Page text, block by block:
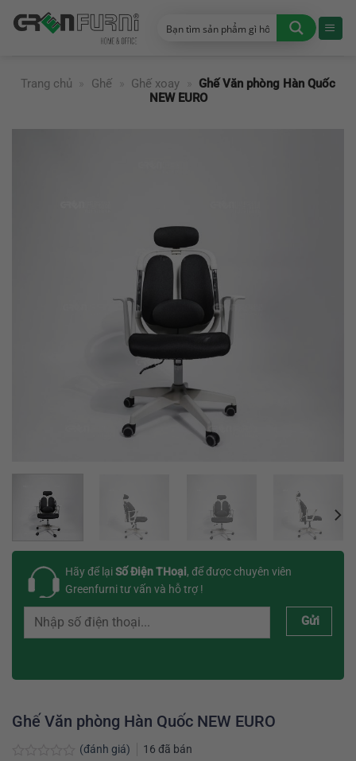
đến
Trang chủ
» Ghế » Ghế xoay » Ghế Văn phòng Hàn Quốc
NEW EURO
Hãy để lạiSố Điện THoại, để được chuyên viên
Greenfurni tư vấn và hỗ trợ !
Gửi
Ghế Văn phòng Hàn Quốc NEW EURO
(đánh giá) 16 đã bán